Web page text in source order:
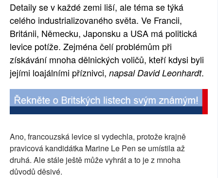
PŘÍSPĚVKY NA PROVOZ
SOCIÁLNÍ SÍTĚ
PLNÁ VERZE STRÁNEK
Detaily se v každé zemi liší, ale téma se týká
celého industrializovaného světa. Ve Francii,
Británii, Německu, Japonsku a USA má politická
levice potíže. Zejména čelí problémům při
získávání mnoha dělnických voličů, kteří kdysi byli
jejími loajálními příznivci, napsal David Leonhardt.
Ano, francouzská levice si vydechla, protože krajně
pravicová kandidátka Marine Le Pen se umístila až
druhá. Ale stále ještě může vyhrát a to je z mnoha
důvodů děsivé.